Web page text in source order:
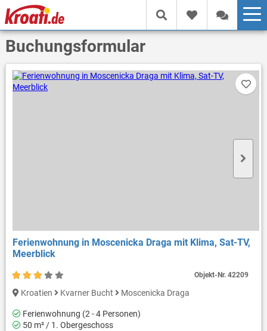
Buchungsformular
Ferienwohnung in Moscenicka Draga mit Klima, Sat-TV,
Meerblick
Kroatien Kvarner Bucht Moscenicka Draga
Ferienwohnung (2 - 4 Personen)
50 m² / 1. Obergeschoss
Objekt-Nr. 42209